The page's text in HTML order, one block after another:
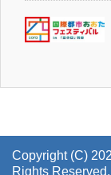
Copyright (C)
Rights Reserved.